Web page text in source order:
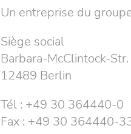
Un entreprise du
Siège social
Barbara-McClintock-
12489 Berlin
Tél : +49 30 364440-0
Fax : +49 30 364440-